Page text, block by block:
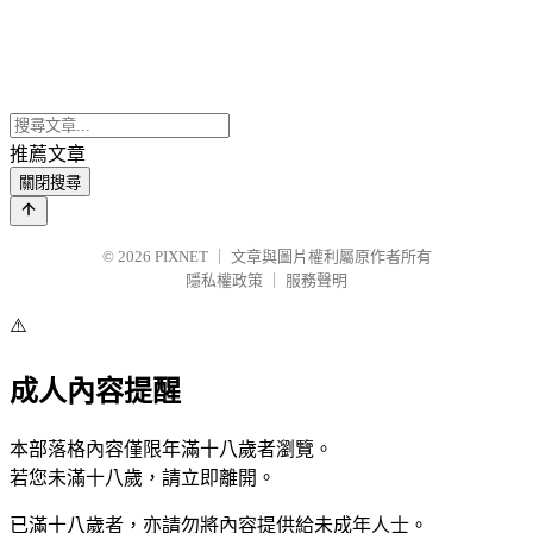
推薦文章
關閉搜尋
© 2026 PIXNET
文章與圖片權利屬原作者所有
隱私權政策
服務聲明
⚠️
成人內容提醒
本部落格內容僅限年滿十八歲者瀏覽。
若您未滿十八歲，請立即離開。
已滿十八歲者，亦請勿將內容提供給未成年人士。